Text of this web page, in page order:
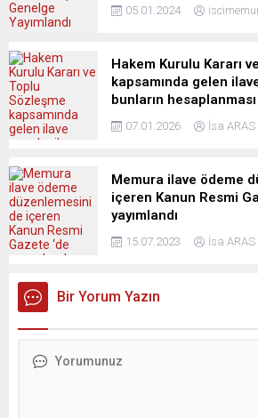
05.01.2024
Hakem Kurulu Kararı
kapsamında gelen
bunların
07.01.2026 İsa ARAS
Memura ilave ödeme
içeren Kanun Resmi
yayımlandı
15.07.2023 İsa ARAS
Bir Yorum Yazın